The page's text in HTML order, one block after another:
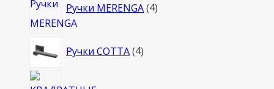
Ручки MERENGA 4товара
Ручки COTTA 44